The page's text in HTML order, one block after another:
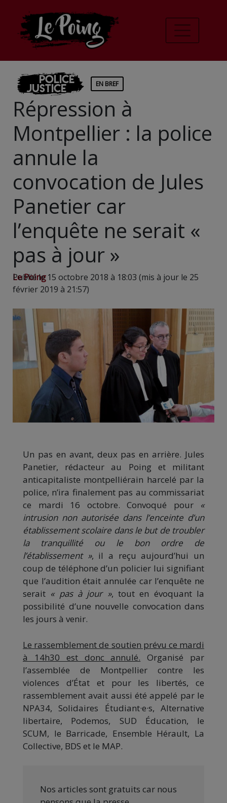
Police
Justice EN BREF
Répression à
Montpellier : la police
annule la
convocation de Jules
Panetier car
l’enquête ne serait «
pas à jour »
Le Poing
Publié le 15 octobre 2018 à 18:03 (mis à jour le 25
février 2019 à 21:57)
Un pas en avant, deux pas en arrière. Jules
Panetier, rédacteur au Poing et militant
anticapitaliste montpelliérain harcelé par la
police, n’ira finalement pas au commissariat
ce mardi 16 octobre. Convoqué pour «
intrusion non autorisée dans l’enceinte d’un
établissement scolaire dans le but de troubler
la tranquillité ou le bon ordre de
l’établissement », il a reçu aujourd’hui un
coup de téléphone d’un policier lui signifiant
que l’audition était annulée car l’enquête ne
serait « pas à jour », tout en évoquant la
possibilité d’une nouvelle convocation dans
les jours à venir.
Le rassemblement de soutien prévu ce mardi
à 14h30 est donc annulé. Organisé par
l’assemblée de Montpellier contre les
violences d’État et pour les libertés, ce
rassemblement avait aussi été appelé par le
NPA34, Solidaires Étudiant·e·s, Alternative
libertaire, Podemos, SUD Éducation, le
SCUM, le Barricade, Ensemble Hérault, La
Collective, BDS et le MAP.
Nos articles sont gratuits car nous